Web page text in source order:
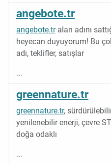
angebote.tr
angebote.tralan adını
heyecan duyuyorum! Bu
adı, teklifler, satışlar
...
greennature.tr
greennature.tr,
yenilenebilir enerji, çevre
doğa odaklı
...